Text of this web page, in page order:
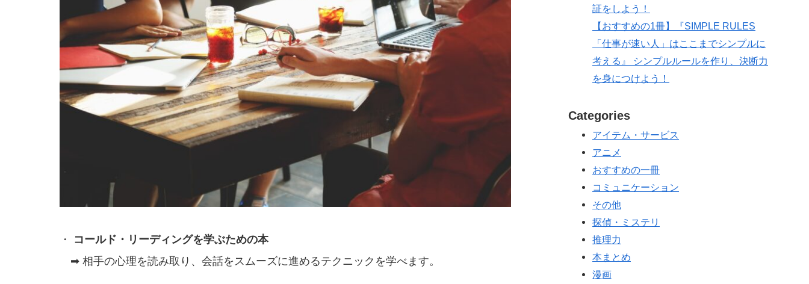
・ コールド・リーディングを学ぶための本
➡ 相手の心理を読み取り、会話をスムーズに進めるテクニックを学べます。
証をしよう！
【おすすめの1冊】『SIMPLE RULES
「仕事が速い人」はここまでシンプルに
考える』 シンプルルールを作り、決断力
を身につけよう！
Categories
アイテム・サービス
アニメ
おすすめの一冊
コミュニケーション
その他
探偵・ミステリ
推理力
本まとめ
漫画